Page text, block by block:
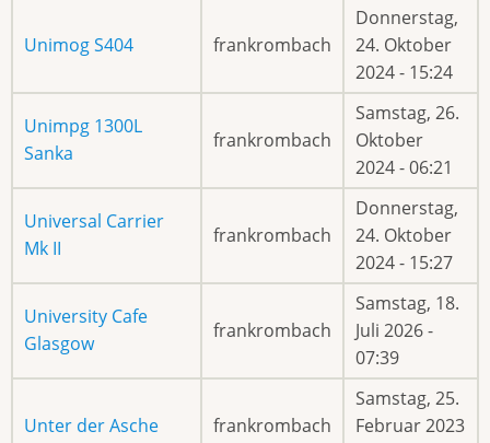
Unimog S404 frankrombach
Donnerstag,
24. Oktober
2024 - 15:24
Unimpg 1300L
Sanka
frankrombach
Samstag, 26.
Oktober
2024 - 06:21
Universal Carrier
Mk II
frankrombach
Donnerstag,
24. Oktober
2024 - 15:27
University Cafe
Glasgow
frankrombach
Samstag, 18.
Juli 2026 -
07:39
Unter der Asche frankrombach
Samstag, 25.
Februar 2023